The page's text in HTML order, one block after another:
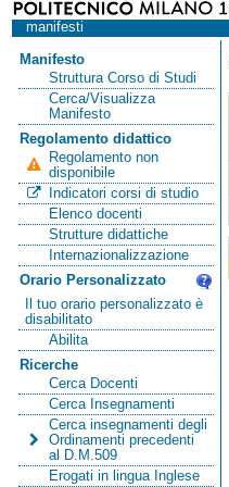
manifesti
Manifesto
Struttura Corso di Studi
Cerca/Visualizza
Manifesto
Regolamento didattico
Regolamento non
disponibile
Indicatori corsi di studio
Elenco docenti
Strutture didattiche
Internazionalizzazione
Orario Personalizzato
Il tuo orario personalizzato è
disabilitato
Abilita
Ricerche
Cerca Docenti
Cerca Insegnamenti
Cerca insegnamenti degli
Ordinamenti precedenti
al D.M.509
Erogati in lingua Inglese